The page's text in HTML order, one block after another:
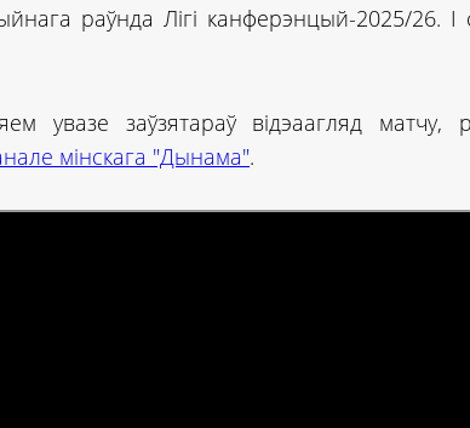
раўнда Лігі канферэнцый-2025/26. І
увазе заўзятараў відэаагляд
мінскага "Дынама".